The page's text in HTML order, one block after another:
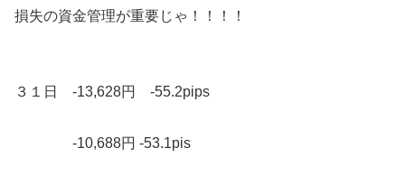
損失の資金管理が重要じゃ！！！！
３１日 -13,628円 -55.2pips
-10,688円 -53.1pis